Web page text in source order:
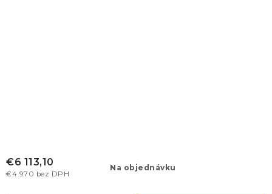
Na objednávku
€4 970 bez DPH
€6 113,10